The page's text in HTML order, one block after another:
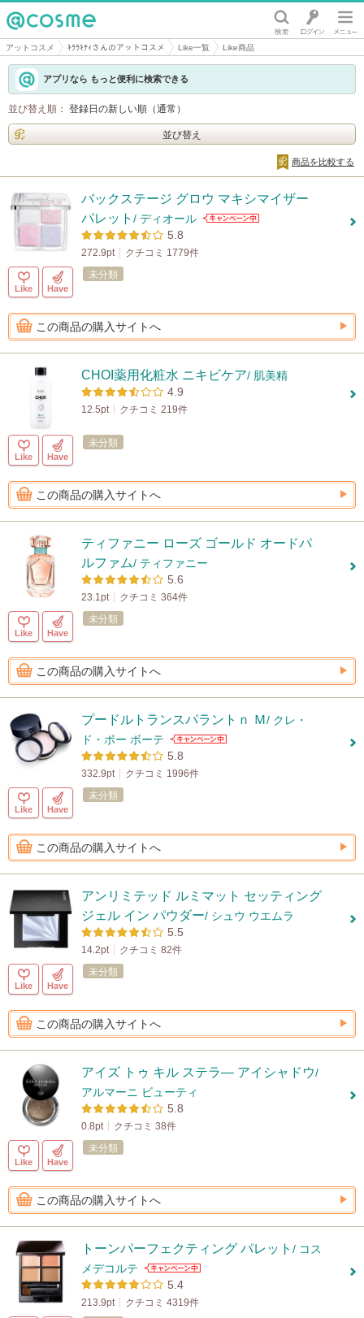
@cosme
アットコスメ ｷﾗﾗｷﾃｨさんのアットコスメ Like一覧 Like商品
アプリなら もっと便利に検索できる
並び替え順： 登録日の新しい順（通常）
並び替え
商品を比較する
バックステージ グロウ マキシマイザー
パレット / ディオール
5.8
272.9pt クチコミ 1779件
Like Have
未分類
この商品の購入サイトへ
CHOI薬用化粧水 ニキビケア/ 肌美精
4.9
12.5pt クチコミ 219件
Like Have
未分類
この商品の購入サイトへ
ティファニー ローズ ゴールド オードパ
ルファム/ ティファニー
5.6
23.1pt クチコミ 364件
Like Have
未分類
この商品の購入サイトへ
プードルトランスパラントｎ Ｍ/ クレ・
ド・ポー ボーテ
5.8
332.9pt クチコミ 1996件
Like Have
未分類
この商品の購入サイトへ
アンリミテッド ルミマット セッティング
ジェル イン パウダー/ シュウ ウエムラ
5.5
14.2pt クチコミ 82件
Like Have
未分類
この商品の購入サイトへ
アイズ トゥ キル ステラ― アイシャドウ/
アルマーニ ビューティ
5.8
0.8pt クチコミ 38件
Like Have
未分類
この商品の購入サイトへ
トーンパーフェクティング パレット / コス
メデコルテ
5.4
213.9pt クチコミ 4319件